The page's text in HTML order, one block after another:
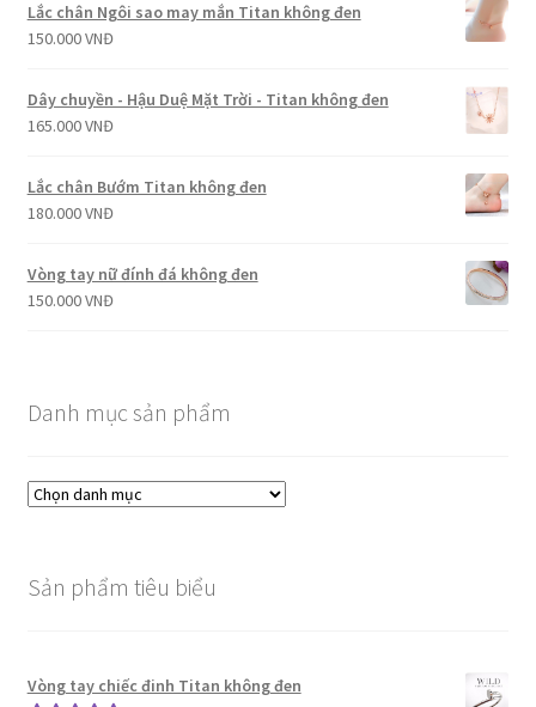
Lắc chân Ngôi sao may mắn Titan không đen
150.000VNĐ
Dây chuyền - Hậu Duệ Mặt Trời - Titan không đen
165.000VNĐ
Lắc chân Bướm Titan không đen
180.000VNĐ
Vòng tay nữ đính đá không đen
150.000VNĐ
Danh mục sản phẩm
Sản phẩm tiêu biểu
Vòng tay chiếc đinh Titan không đen